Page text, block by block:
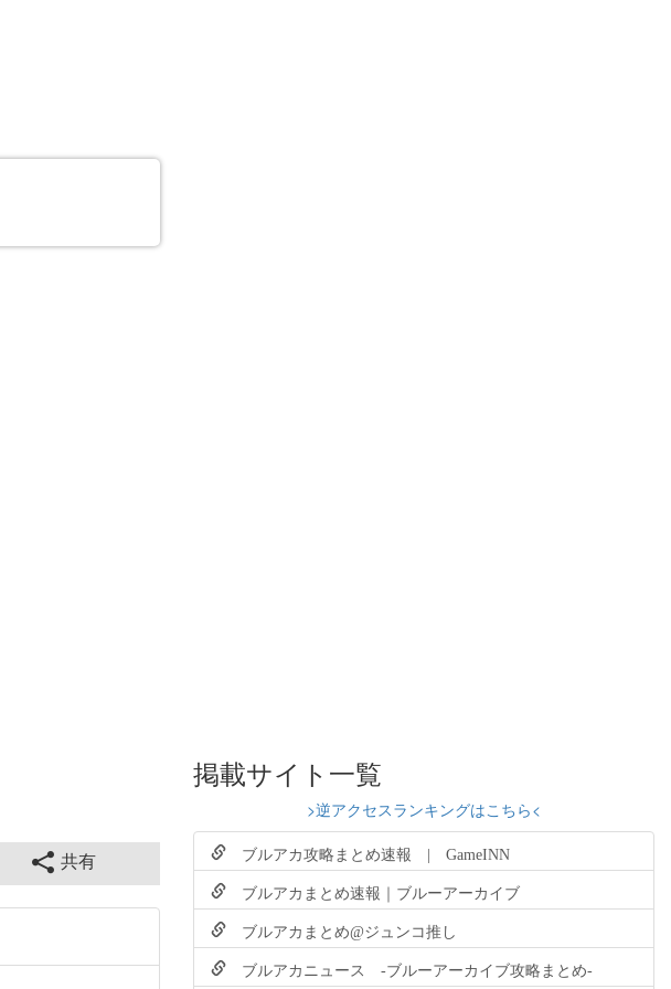
共有
掲載サイト一覧
>逆アクセスランキングはこちら<
ブルアカ攻略まとめ速報 | GameINN
ブルアカまとめ速報｜ブルーアーカイブ
ブルアカまとめ@ジュンコ推し
ブルアカニュース -ブルーアーカイブ攻略まとめ-